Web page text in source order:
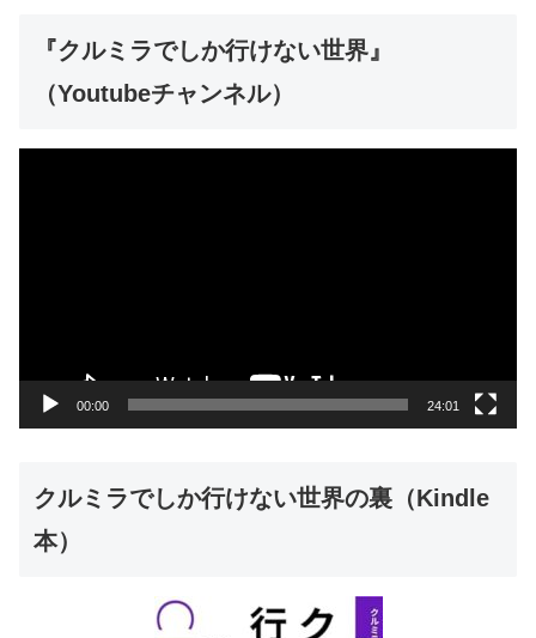
『クルミラでしか行けない世界』
（Youtubeチャンネル）
00:00 24:01
クルミラでしか行けない世界の裏（Kindle
本）